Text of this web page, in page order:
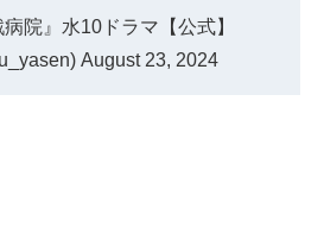
院』水10ドラマ【公式】
August 23, 2024